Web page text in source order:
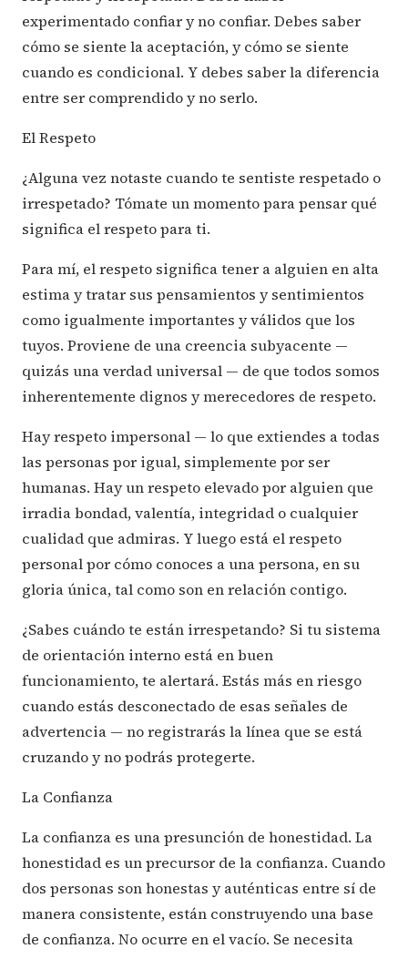
experimentado confiar y no confiar. Debes saber
cómo se siente la aceptación, y cómo se siente
cuando es condicional. Y debes saber la diferencia
entre ser comprendido y no serlo.
El Respeto
¿Alguna vez notaste cuando te sentiste respetado o
irrespetado? Tómate un momento para pensar qué
significa el respeto para ti.
Para mí, el respeto significa tener a alguien en alta
estima y tratar sus pensamientos y sentimientos
como igualmente importantes y válidos que los
tuyos. Proviene de una creencia subyacente —
quizás una verdad universal — de que todos somos
inherentemente dignos y merecedores de respeto.
Hay respeto impersonal — lo que extiendes a todas
las personas por igual, simplemente por ser
humanas. Hay un respeto elevado por alguien que
irradia bondad, valentía, integridad o cualquier
cualidad que admiras. Y luego está el respeto
personal por cómo conoces a una persona, en su
gloria única, tal como son en relación contigo.
¿Sabes cuándo te están irrespetando? Si tu sistema
de orientación interno está en buen
funcionamiento, te alertará. Estás más en riesgo
cuando estás desconectado de esas señales de
advertencia — no registrarás la línea que se está
cruzando y no podrás protegerte.
La Confianza
La confianza es una presunción de honestidad. La
honestidad es un precursor de la confianza. Cuando
dos personas son honestas y auténticas entre sí de
manera consistente, están construyendo una base
de confianza. No ocurre en el vacío. Se necesita